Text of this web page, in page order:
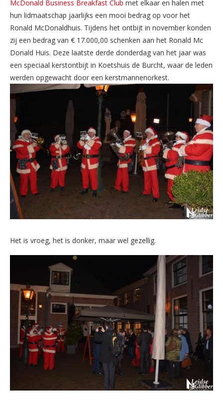
McDonald Business Breakfast Club met elkaar en halen met
hun lidmaatschap jaarlijks een mooi bedrag op voor het
Ronald McDonaldhuis. Tijdens het ontbijt in november konden
zij een bedrag van € 17.000,00 schenken aan het Ronald Mc
Donald Huis. Deze laatste derde donderdag van het jaar was
een speciaal kerstontbijt in Koetshuis de Burcht, waar de leden
werden opgewacht door een kerstmannenorkest.
Het is vroeg, het is donker, maar wel gezellig.